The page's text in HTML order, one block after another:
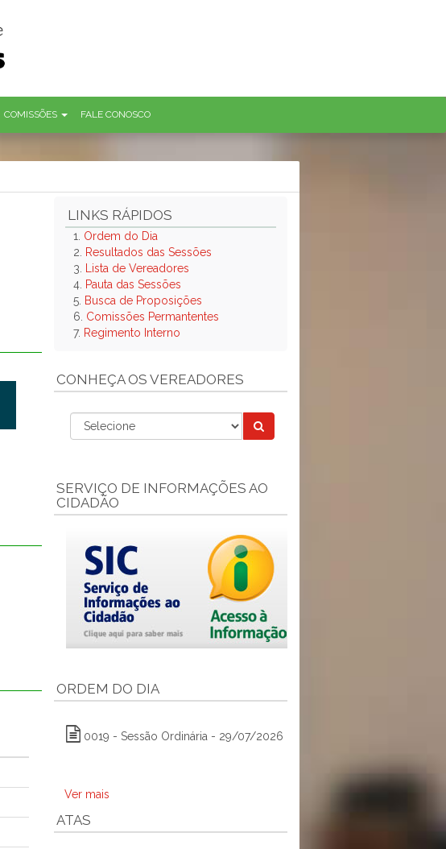
COMISSÕES FALE CONOSCO
LINKS RÁPIDOS
1. Ordem do Dia
2.
Resultados das Sessões
3.
Lista de Vereadores
4. Pauta das Sessões
5. Busca de Proposições
6. Comissões Permantentes
7. Regimento Interno
CONHEÇA OS VEREADORES
SERVIÇO DE INFORMAÇÕES AO
CIDADÃO
ORDEM DO DIA
0019 - Sessão Ordinária - 29/07/2026
Ver mais
ATAS